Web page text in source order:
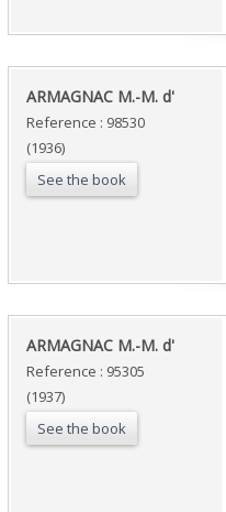
‎ARMAGNAC M.-M. d' ‎
Reference : 98530
(1936)
See the book
‎ARMAGNAC M.-M. d' ‎
Reference : 95305
(1937)
See the book